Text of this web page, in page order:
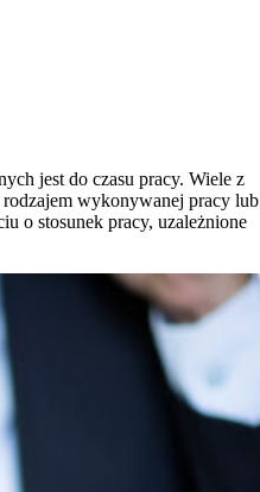
jest do czasu pracy. Wiele z
rodzajem wykonywanej pracy lub
o stosunek pracy, uzależnione